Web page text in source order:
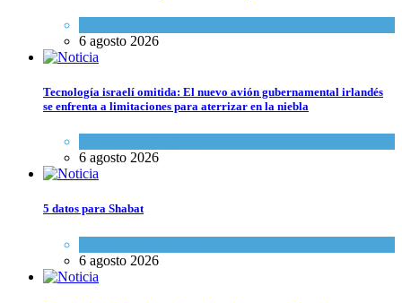
6 agosto 2026
Tecnología israelí omitida: El nuevo avión gubernamental irlandés
se enfrenta a limitaciones para aterrizar en la niebla
6 agosto 2026
5 datos para Shabat
6 agosto 2026